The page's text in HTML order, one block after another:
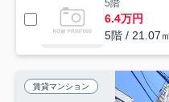
5階
6.4万円
5階 / 21.07
賃貸マンション